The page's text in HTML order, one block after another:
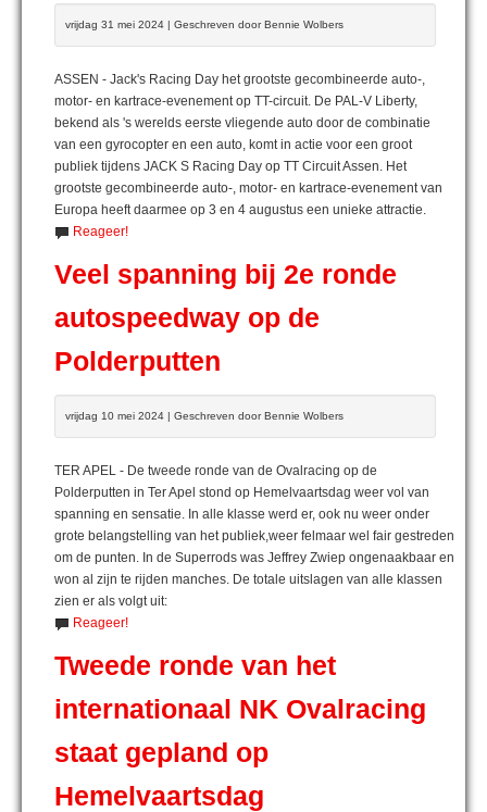
vrijdag 31 mei 2024 | Geschreven door Bennie Wolbers
ASSEN - Jack's Racing Day het grootste gecombineerde auto-,
motor- en kartrace-evenement op TT-circuit. De PAL-V Liberty,
bekend als 's werelds eerste vliegende auto door de combinatie
van een gyrocopter en een auto, komt in actie voor een groot
publiek tijdens JACK S Racing Day op TT Circuit Assen. Het
grootste gecombineerde auto-, motor- en kartrace-evenement van
Europa heeft daarmee op 3 en 4 augustus een unieke attractie.
Reageer!
Veel spanning bij 2e ronde
autospeedway op de
Polderputten
vrijdag 10 mei 2024 | Geschreven door Bennie Wolbers
TER APEL - De tweede ronde van de Ovalracing op de
Polderputten in Ter Apel stond op Hemelvaartsdag weer vol van
spanning en sensatie. In alle klasse werd er, ook nu weer onder
grote belangstelling van het publiek,weer felmaar wel fair gestreden
om de punten. In de Superrods was Jeffrey Zwiep ongenaakbaar en
won al zijn te rijden manches. De totale uitslagen van alle klassen
zien er als volgt uit:
Reageer!
Tweede ronde van het
internationaal NK Ovalracing
staat gepland op
Hemelvaartsdag